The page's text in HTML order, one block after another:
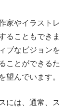
家やイラストレ
ることもできま
ブなビジョンを
ことができるた
望んでいます。
には、通常、ス